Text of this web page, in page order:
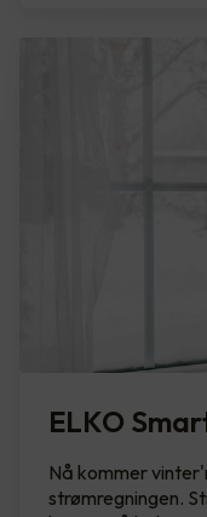
ELKO
Nå kommer
strømregningen.